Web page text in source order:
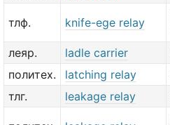
тлф. knife-ege relay
леяр.
ladle carrier
политех.
latching relay
тлг.
leakage relay